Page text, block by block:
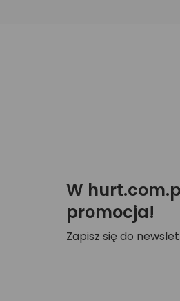
W
promocja!
Zapisz się do